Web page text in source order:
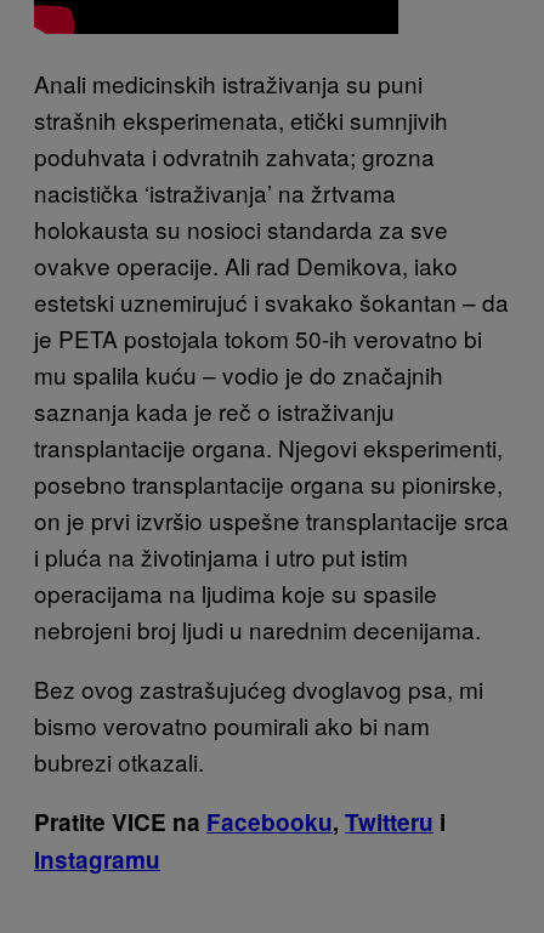
Anali medicinskih istraživanja su puni
strašnih eksperimenata, etički sumnjivih
poduhvata i odvratnih zahvata; grozna
nacistička ‘istraživanja’ na žrtvama
holokausta su nosioci standarda za sve
ovakve operacije. Ali rad Demikova, iako
estetski uznemirujuć i svakako šokantan – da
je PETA postojala tokom 50-ih verovatno bi
mu spalila kuću – vodio je do značajnih
saznanja kada je reč o istraživanju
transplantacije organa. Njegovi eksperimenti,
posebno transplantacije organa su pionirske,
on je prvi izvršio uspešne transplantacije srca
i pluća na životinjama i utro put istim
operacijama na ljudima koje su spasile
nebrojeni broj ljudi u narednim decenijama.
Bez ovog zastrašujućeg dvoglavog psa, mi
bismo verovatno poumirali ako bi nam
bubrezi otkazali.
Pratite VICE na Facebooku, Twitteru i
Instagramu